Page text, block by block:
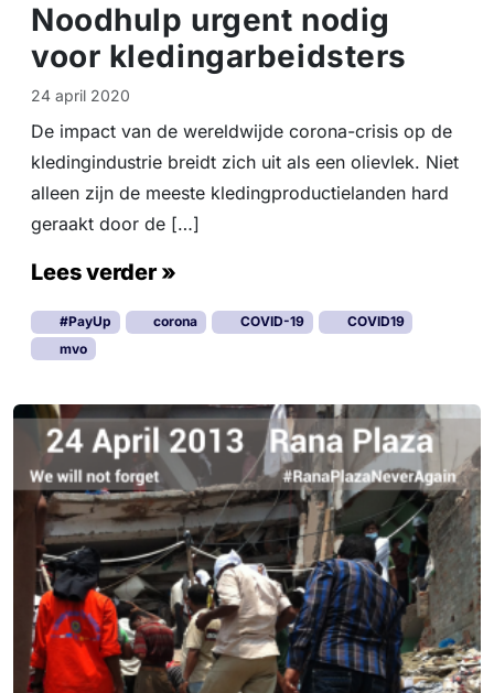
Noodhulp urgent nodig
voor kledingarbeidsters
24 april 2020
De impact van de wereldwijde corona-crisis op de
kledingindustrie breidt zich uit als een olievlek. Niet
alleen zijn de meeste kledingproductielanden hard
geraakt door de […]
Lees verder »
#PayUp corona COVID-19
COVID19
mvo